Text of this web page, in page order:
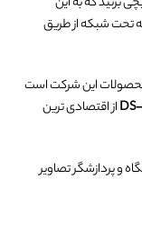
تحت شبکه از طریق
این شرکت است
از اقتصادی ترین
و پردازشگر تصاویر